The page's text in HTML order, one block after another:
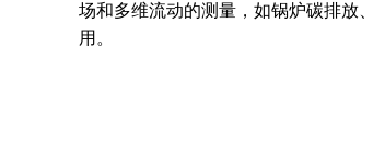
场和多维流动的测量，如锅炉碳排放
用。